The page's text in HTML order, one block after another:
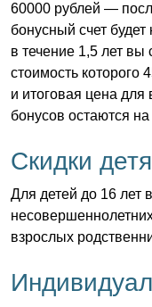
60000 рублей —
бонусный счет
в течение 1,5 лет вы
стоимость
и итоговая цена
бонусов остаются на
Скидки
Для детей до 16 лет
взрослых